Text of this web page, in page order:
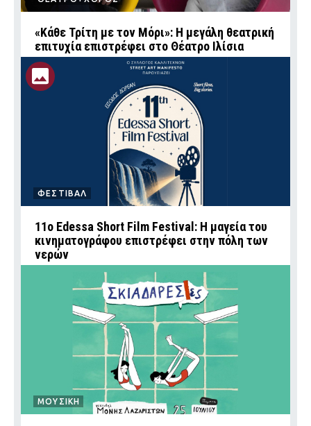
«Κάθε Τρίτη με τον Μόρι»: Η μεγάλη θεατρική
επιτυχία επιστρέφει στο Θέατρο Ιλίσια
ΦΕΣΤΙΒΑΛ
11ο Edessa Short Film Festival: Η μαγεία του
κινηματογράφου επιστρέφει στην πόλη των
νερών
ΜΟΥΣΙΚΗ